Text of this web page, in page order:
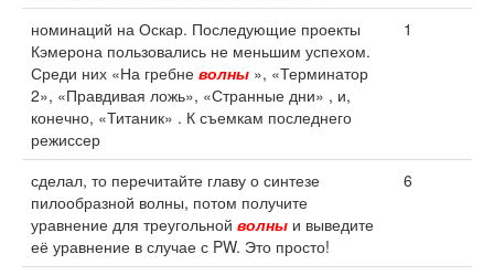
номинаций на Оскар. Последующие проекты
Кэмерона пользовались не меньшим успехом.
Среди них «На гребне волны », «Терминатор
2», «Правдивая ложь», «Странные дни» , и,
конечно, «Титаник» . К съемкам последнего
режиссер
1
сделал, то перечитайте главу о синтезе
пилообразной волны, потом получите
уравнение для треугольной волны и выведите
её уравнение в случае с PW. Это просто!
6